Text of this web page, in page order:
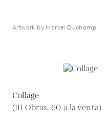
Artwork by Marcel Duchamp
Collage
(111 Obras, 60 a la venta)